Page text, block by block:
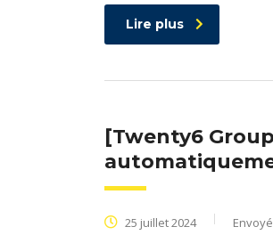
Lire plus
[Twenty6
25 juillet 2024